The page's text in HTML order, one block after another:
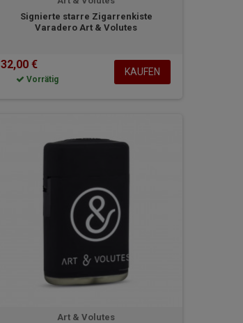
Signierte starre Zigarrenkiste
Varadero Art & Volutes
32,00 €
Vorrätig
KAUFEN
Art & Volutes